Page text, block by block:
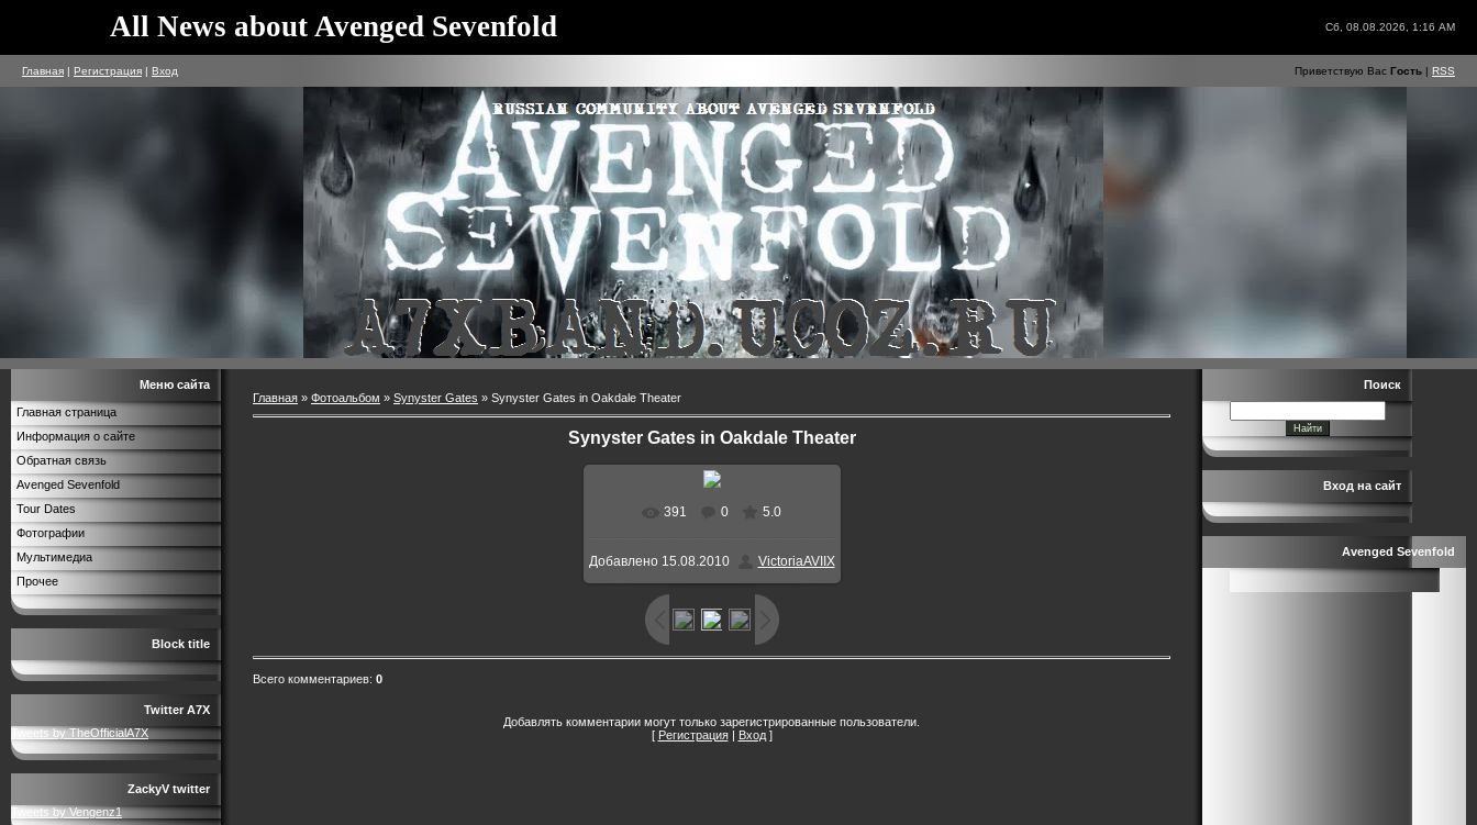
All News about Avenged Sevenfold Сб, 08.08.2026, 1:16 AM
Главная | Регистрация | Вход Приветствую Вас Гость | RSS
Меню сайта
Главная страница
Информация о сайте
Обратная связь
Avenged Sevenfold
Tour Dates
Фотографии
Мультимедиа
Прочее
Block title
Twitter A7X
Tweets by TheOfficialA7X
ZackyV twitter
Tweets by Vengenz1
Главная » Фотоальбом » Synyster Gates » Synyster Gates in Oakdale Theater
Synyster Gates in Oakdale Theater
В реальном размере 648x455
200.0Kb
391 0 5.0
Добавлено 15.08.2010 VictoriaAVIIX
Всего комментариев: 0
Добавлять комментарии могут только зарегистрированные пользователи.
[ Регистрация| Вход]
Поиск
Вход на сайт
Avenged Sevenfold